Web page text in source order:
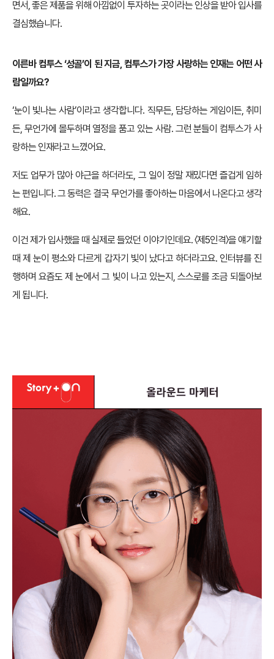
면서, 좋은 제품을 위해 아낌없이 투자하는 곳이라는 인상을 받아 입사를
결심했습니다.
이른바 컴투스 ‘성골’이 된 지금, 컴투스가 가장 사랑하는 인재는 어떤 사
람일까요?
‘눈이 빛나는 사람’이라고 생각합니다. 직무든, 담당하는 게임이든, 취미
든, 무언가에 몰두하며 열정을 품고 있는 사람. 그런 분들이 컴투스가 사
랑하는 인재라고 느꼈어요.
저도 업무가 많아 야근을 하더라도, 그 일이 정말 재밌다면 즐겁게 임하
는 편입니다. 그 동력은 결국 무언가를 좋아하는 마음에서 나온다고 생각
해요.
이건 제가 입사했을 때 실제로 들었던 이야기인데요. 〈제5인격〉을 얘기할
때 제 눈이 평소와 다르게 갑자기 빛이 났다고 하더라고요. 인터뷰를 진
행하며 요즘도 제 눈에서 그 빛이 나고 있는지, 스스로를 조금 되돌아보
게 됩니다.